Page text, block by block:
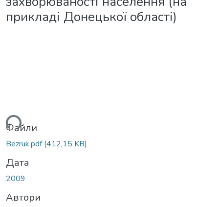
прикладі Донецької області)
Файли
Bezruk.pdf(412,15 KB)
Дата
2009
Автори